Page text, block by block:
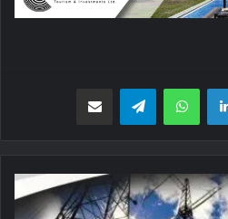
لینکدین واتس اپ تلگرام